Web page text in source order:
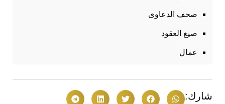
صحف الدعاوى
صيغ العقود
عمال
شارك: